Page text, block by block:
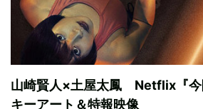
山崎賢人×土屋太鳳 Netflix『今
キーアート＆特報映像